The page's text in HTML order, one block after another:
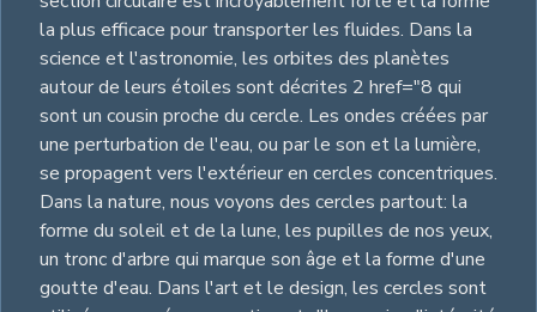
la plus efficace pour transporter les fluides. Dans la
science et l'astronomie, les orbites des planètes
autour de leurs étoiles sont décrites 2 href="8 qui
sont un cousin proche du cercle. Les ondes créées par
une perturbation de l'eau, ou par le son et la lumière,
se propagent vers l'extérieur en cercles concentriques.
Dans la nature, nous voyons des cercles partout: la
forme du soleil et de la lune, les pupilles de nos yeux,
un tronc d'arbre qui marque son âge et la forme d'une
goutte d'eau. Dans l'art et le design, les cercles sont